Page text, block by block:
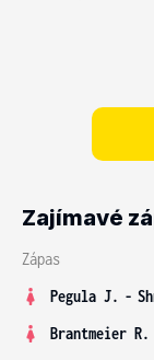
Zajímavé
Zápas
Pegula J. -
Brantmeier R.